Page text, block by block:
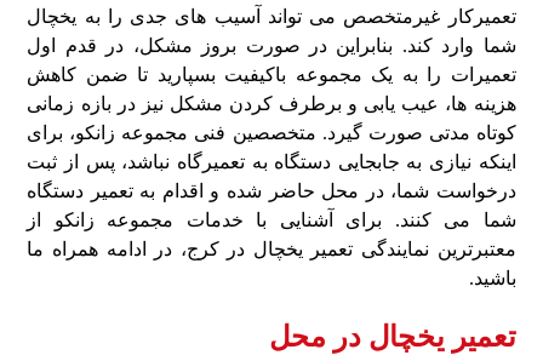
تعمیرکار غیرمتخصص می تواند آسیب های جدی را به یخچال
شما وارد کند. بنابراین در صورت بروز مشکل، در قدم اول
تعمیرات را به یک مجموعه باکیفیت بسپارید تا ضمن کاهش
هزینه ها، عیب یابی و برطرف کردن مشکل نیز در بازه زمانی
کوتاه مدتی صورت گیرد. متخصصین فنی مجموعه زانکو، برای
اینکه نیازی به جابجایی دستگاه به تعمیرگاه نباشد، پس از ثبت
درخواست شما، در محل حاضر شده و اقدام به تعمیر دستگاه
شما می کنند. برای آشنایی با خدمات مجموعه زانکو از
معتبرترین نمایندگی تعمیر یخچال در کرج، در ادامه همراه ما
باشید.
تعمیر یخچال در محل